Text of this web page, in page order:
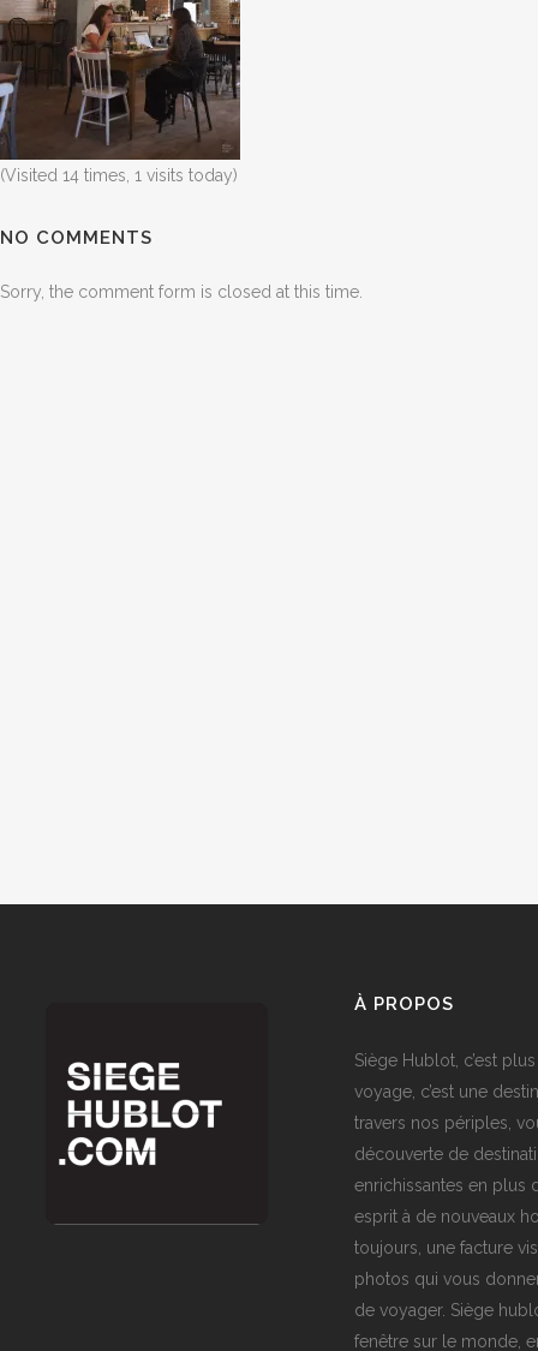
(Visited 14 times, 1 visits today)
NO COMMENTS
Sorry, the comment form is closed at this time.
À PROPOS
Siège Hublot, c’est
voyage, c’est une
travers nos périples,
découverte de
enrichissantes en plus
esprit à de nouveaux
toujours, une facture
photos qui vous
de voyager. Siège
fenêtre sur le monde,